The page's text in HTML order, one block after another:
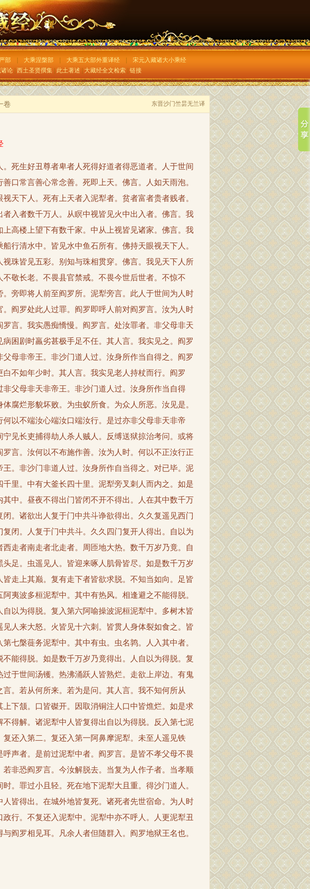
部| 大乘涅槃部| 大乘五大部外重译经| 宋元入藏诸大小乘经
论| 西土圣贤撰集| 此土著述 大藏经全文检索| 链接
卷 东晋沙门竺昙无兰译
生好丑尊者卑者人死得好道者得恶道者。人于世间
口常言善心常念善。死即上天。佛言。人如天雨泡。
天下人。死有上天者入泥犁者。贫者富者贵者贱者。
入者数千万人。从瞑中视皆见火中出入者。佛言。我
高楼上望下有数千家。中从上视皆见诸家。佛言。我
行清水中。皆见水中鱼石所有。佛持天眼视天下人。
珠皆见五彩。别知与珠相贯穿。佛言。我见天下人所
敬长老。不畏县官禁戒。不畏今世后世者。不惊不
旁即将人前至阎罗所。泥犁旁言。此人于世间为人时
阎罗处此人过罪。阎罗即呼人前对阎罗言。汝为人时
言。我实愚痴憍慢。阎罗言。处汝罪者。非父母非天
困剧时羸劣甚极手足不任。其人言。我实见之。阎罗
母非帝王。非沙门道人过。汝身所作当自得之。阎罗
不如年少时。其人言。我实见老人持杖而行。阎罗
父母非天非帝王。非沙门道人过。汝身所作当自得
腐烂形貌坏败。为虫蚁所食。为众人所恶。汝见是。
以不端汝心端汝口端汝行。是过亦非父母非天非帝
见长吏捕得劫人杀人贼人。反缚送狱掠治考问。或将
言。汝何以不布施作善。汝为人时。何以不正汝行正
。非沙门非道人过。汝身所作自当得之。对已毕。泥
里。中有大釜长四十里。泥犁旁叉刺人而内之。如是
中。昼夜不得出门皆闭不开不得出。人在其中数千万
。诸欲出人复于门中共斗诤欲得出。久久复遥见西门
闭。人复于门中共斗。久久四门复开人得出。自以为
走者南走者北走者。周匝地大热。数千万岁乃竟。自
足。虫遥见人。皆迎来啄人肌骨皆尽。如是数千万岁
走上其巅。复有走下者皆欲求脱。不知当如向。足皆
夷波多桓泥犁中。其中有热风。相逢避之不能得脱。
以为得脱。复入第六阿喻操波泥桓泥犁中。多树木皆
人来大怒。火皆见十六刺。皆贯人身体裂如食之。皆
七槃蓰务泥犁中。其中有虫。虫名鹑。人入其中者。
能得脱。如是数千万岁乃竟得出。人自以为得脱。复
于世间汤镬。热沸涌跃人皆熟烂。走欲上岸边。有鬼
。若从何所来。若为是问。其人言。我不知何所从
下颔。口皆磔开。因取消铜注人口中皆燋烂。如是求
得解。诸泥犁中人皆复得出自以为得脱。反入第七泥
还入第二。复还入第一阿鼻摩泥犁。未至人遥见铁
声者。是前过泥犁中者。阎罗言。是皆不孝父母不畏
非恐阎罗言。今汝解脱去。当复为人作子者。当孝顺
。罪过小且轻。死在地下泥犁大且重。得沙门道人。
皆得出。在城外地皆复死。诸死者先世宿命。为人时
行。不复还入泥犁中。泥犁中亦不呼人。人更泥犁丑
阎罗相见耳。凡余人者但随群入。阎罗地狱王名也。